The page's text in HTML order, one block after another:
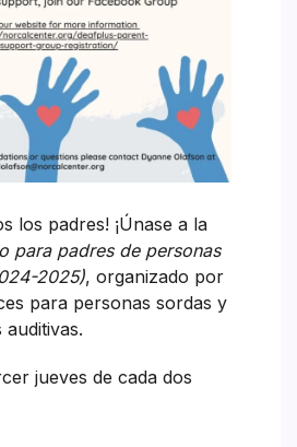
los padres! ¡Únase a la
para padres de personas
2025), organizado por
para personas sordas y
jueves de cada dos